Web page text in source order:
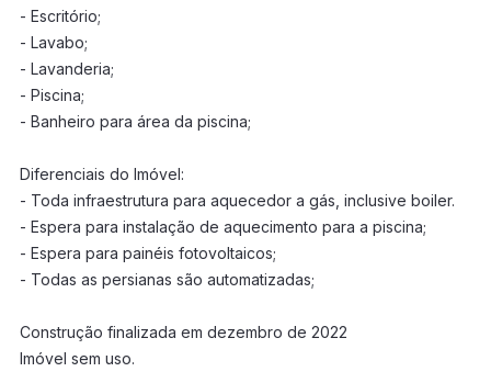
- Escritório;
- Lavabo;
- Lavanderia;
- Piscina;
- Banheiro para área da piscina;
Diferenciais do Imóvel:
- Toda infraestrutura para aquecedor a gás, inclusive boiler.
- Espera para instalação de aquecimento para a piscina;
- Espera para painéis fotovoltaicos;
- Todas as persianas são automatizadas;
Construção finalizada em dezembro de 2022
Imóvel sem uso.